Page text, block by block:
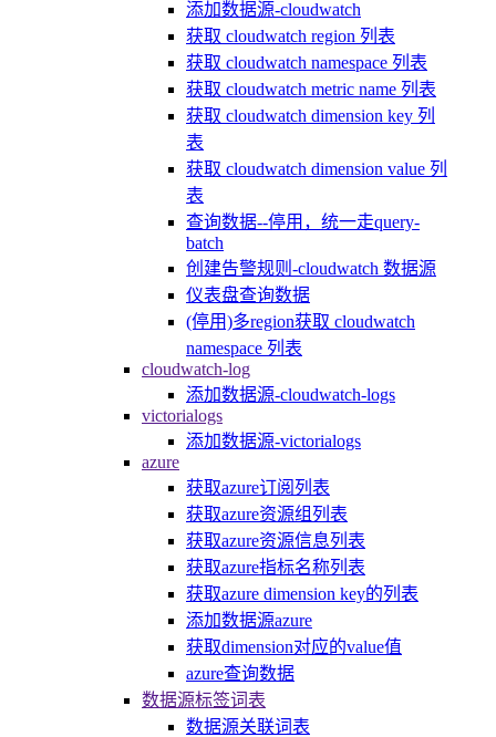
添加数据源-cloudwatch
获取 cloudwatch region 列表
获取 cloudwatch namespace 列表
获取 cloudwatch metric name 列表
获取 cloudwatch dimension key 列
表
获取 cloudwatch dimension value 列
表
查询数据--停用，统一走query-
batch
创建告警规则-cloudwatch 数据源
仪表盘查询数据
(停用)多region获取 cloudwatch
namespace 列表
cloudwatch-log
添加数据源-cloudwatch-logs
victorialogs
添加数据源-victorialogs
azure
获取azure订阅列表
获取azure资源组列表
获取azure资源信息列表
获取azure指标名称列表
获取azure dimension key的列表
添加数据源azure
获取dimension对应的value值
azure查询数据
数据源标签词表
数据源关联词表